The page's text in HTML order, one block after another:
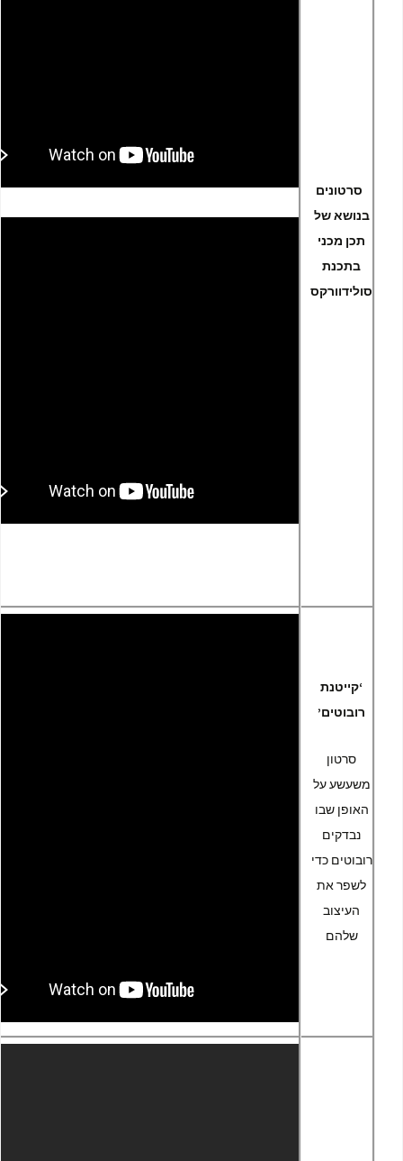
סרטונים
בנושא של
תכן מכני
בתכנת
סולידוורקס
‘קייטנת
רובוטים’
סרטון
משעשע על
האופן שבו
נבדקים
רובוטים כדי
לשפר את
העיצוב
שלהם